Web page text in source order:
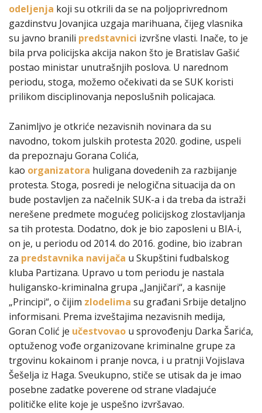
odeljenja koji su otkrili da se na poljoprivrednom
gazdinstvu Jovanjica uzgaja marihuana, čijeg vlasnika
su javno branili predstavnici izvršne vlasti. Inače, to je
bila prva policijska akcija nakon što je Bratislav Gašić
postao ministar unutrašnjih poslova. U narednom
periodu, stoga, možemo očekivati da se SUK koristi
prilikom disciplinovanja neposlušnih policajaca.
Zanimljvo je otkriće nezavisnih novinara da su
navodno, tokom julskih protesta 2020. godine, uspeli
da prepoznaju Gorana Colića,
kao organizatora huligana dovedenih za razbijanje
protesta. Stoga, posredi je nelogična situacija da on
bude postavljen za načelnik SUK-a i da treba da istraži
nerešene predmete mogućeg policijskog zlostavljanja
sa tih protesta. Dodatno, dok je bio zaposleni u BIA-i,
on je, u periodu od 2014. do 2016. godine, bio izabran
za predstavnika navijača u Skupštini fudbalskog
kluba Partizana. Upravo u tom periodu je nastala
huligansko-kriminalna grupa „Janjičari“, a kasnije
„Principi“, o čijim zlodelima su građani Srbije detaljno
informisani. Prema izveštajima nezavisnih medija,
Goran Colić je učestvovao u sprovođenju Darka Šarića,
optuženog vođe organizovane kriminalne grupe za
trgovinu kokainom i pranje novca, i u pratnji Vojislava
Šešelja iz Haga. Sveukupno, stiče se utisak da je imao
posebne zadatke poverene od strane vladajuće
političke elite koje je uspešno izvršavao.